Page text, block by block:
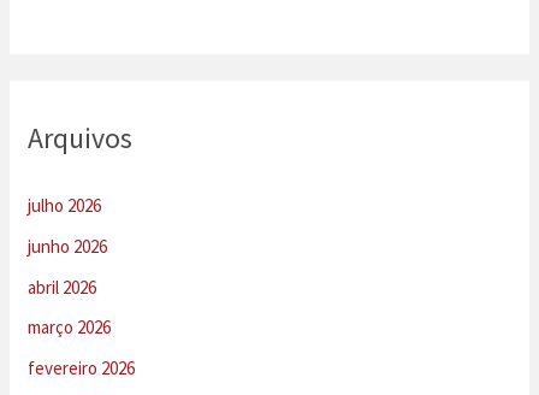
Arquivos
julho 2026
junho 2026
abril 2026
março 2026
fevereiro 2026